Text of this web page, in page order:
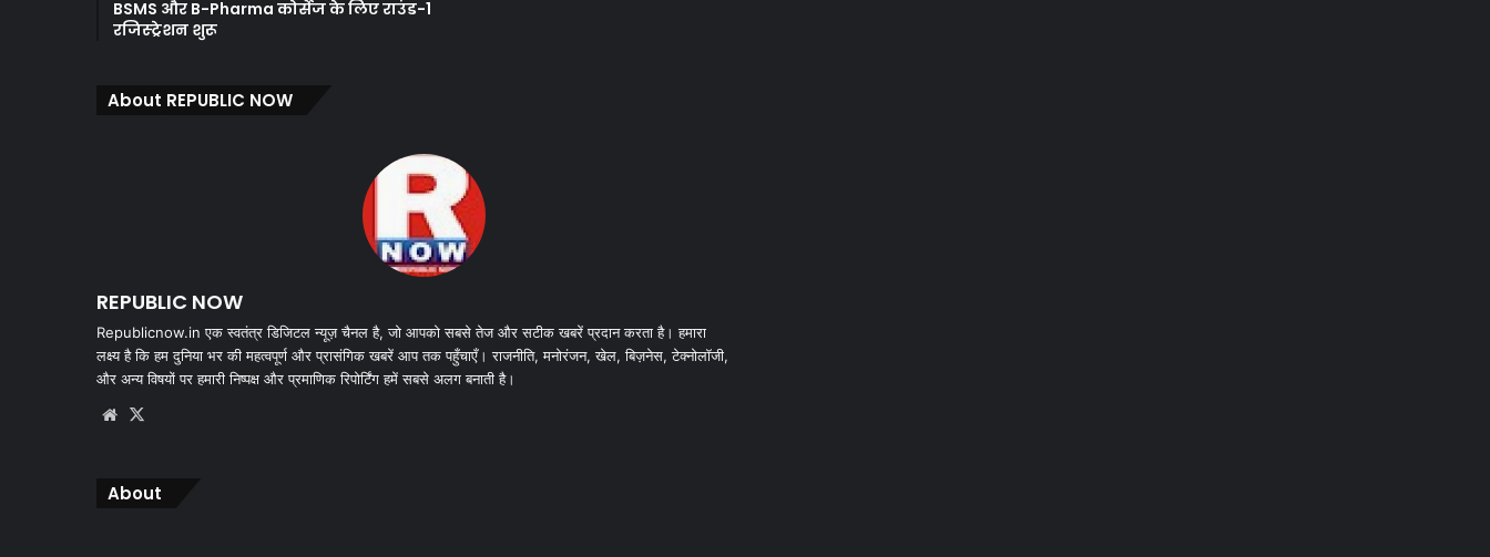
BSMS और B-Pharma कोर्सेज के लिए राउंड-1
रजिस्ट्रेशन शुरू
About REPUBLIC NOW
REPUBLIC NOW
Republicnow.in एक स्वतंत्र डिजिटल न्यूज़ चैनल है, जो आपको सबसे तेज और सटीक खबरें प्रदान करता है। हमारा
लक्ष्य है कि हम दुनिया भर की महत्वपूर्ण और प्रासंगिक खबरें आप तक पहुँचाएँ। राजनीति, मनोरंजन, खेल, बिज़नेस, टेक्नोलॉजी,
और अन्य विषयों पर हमारी निष्पक्ष और प्रमाणिक रिपोर्टिंग हमें सबसे अलग बनाती है।
Website
About